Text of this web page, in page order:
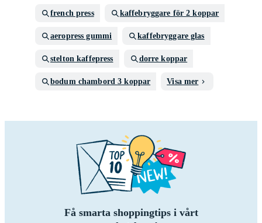
french press kaffebryggare för 2 koppar
aeropress gummi kaffebryggare glas
stelton kaffepress dorre koppar
bodum chambord 3 koppar Visa mer
Få smarta shoppingtips i vårt